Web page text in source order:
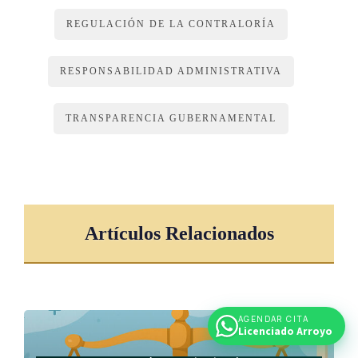
Administración descentralizada, igualmente deberán cumplir
la República determinará, mediante resolución razonada para
de este trámite.
técnicas.
REGULACIÓN DE LA CONTRALORÍA
RESPONSABILIDAD ADMINISTRATIVA
TRANSPARENCIA GUBERNAMENTAL
Artículos Relacionados
AGENDAR CITA
Licenciado Arroyo